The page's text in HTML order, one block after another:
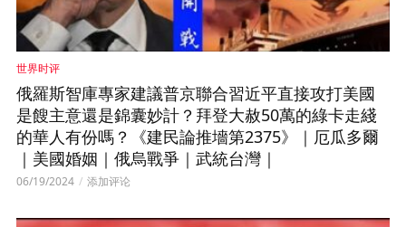
世界时评
俄羅斯智庫專家建議普京聯合習近平直接攻打美國
是餿主意還是錦囊妙計？拜登大赦50萬的綠卡走綫
的華人有份嗎？《建民論推墻第2375》｜厄瓜多爾
｜美國婚姻｜俄烏戰爭｜武統台灣｜
06/19/2024 添加评论